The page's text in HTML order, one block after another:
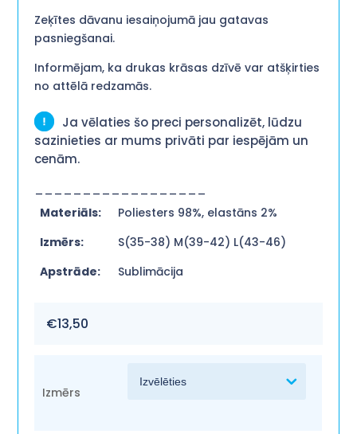
Zeķītes dāvanu iesaiņojumā jau gatavas
pasniegšanai.
Informējam, ka drukas krāsas dzīvē var atšķirties
no attēlā redzamās.
Ja vēlaties šo preci personalizēt, lūdzu
sazinieties ar mums privāti par iespējām un
cenām.
Materiāls:
Poliesters 98%, elastāns 2%
Izmērs:
S(35-38) M(39-42) L(43-46)
Apstrāde:
Sublimācija
€13,50
Izmērs